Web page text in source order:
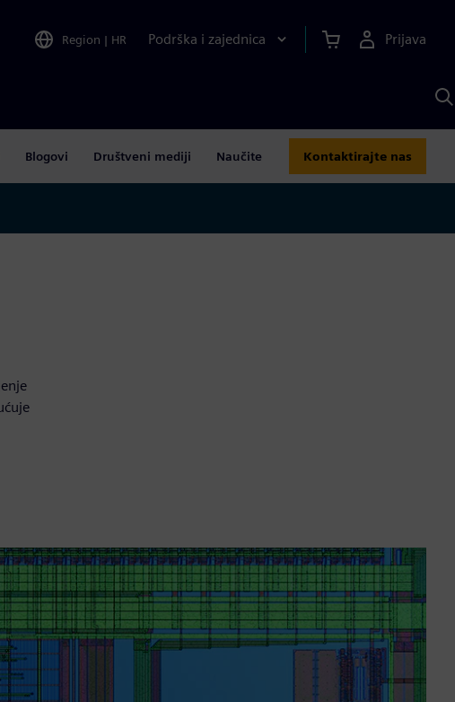
Region | HR Podrška i zajednica Prijava
Blogovi Društveni mediji Naučite Kontaktirajte nas